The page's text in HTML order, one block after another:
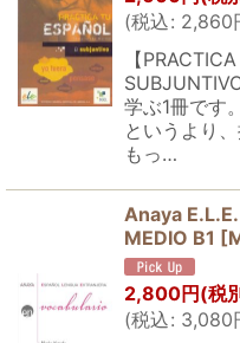
(税込: 2,860
【
学ぶ1冊です
というより
もっ…
Anaya
MEDIO B1 [
2,800円(税
(税込: 3,080